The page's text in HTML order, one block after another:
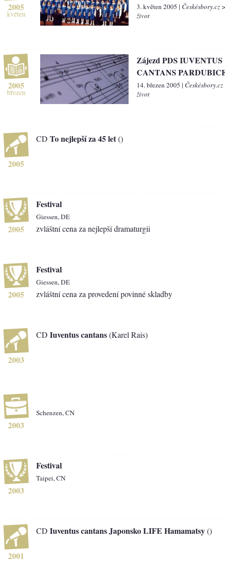
2005
květen
3. květen 2005 | Českésbory.cz
život
2005
březen
Zájezd PDS IUVENTUS
CANTANS
14. březen 2005 |
život
2005
CD To nejlepší za 45 let()
2005
Festival
Giessen, DE
zvláštní cena za nejlepší dramaturgii
2005
Festival
Giessen, DE
zvláštní cena za provedení povinné skladby
2003
CD Iuventus cantans(Karel Rais)
2003
Schenzen, CN
2003
Festival
Taipei, CN
2001
CD Iuventus cantans Japonsko LIFE Hamamatsy()